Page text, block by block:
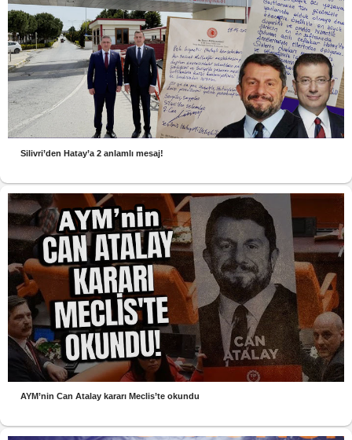
Silivri’den Hatay’a 2 anlamlı mesaj!
AYM’nin Can Atalay kararı Meclis’te okundu